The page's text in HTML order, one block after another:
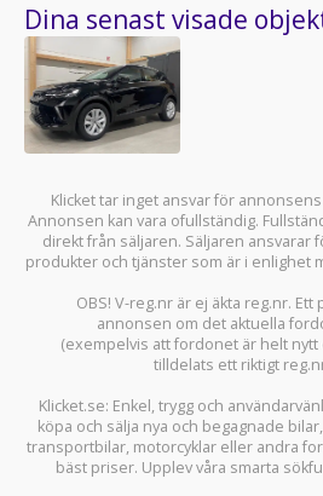
Dina senast visade
Klicket tar inget ansvar för
Annonsen kan vara ofullständig.
direkt från säljaren. Säljaren ansvarar
produkter och tjänster som är i enlighet
OBS! V-reg.nr är ej äkta reg.nr.
annonsen om det aktuella
(exempelvis att fordonet är helt
tilldelats ett riktigt
Klicket.se: Enkel, trygg och
köpa och sälja nya och begagnade bilar,
transportbilar, motorcyklar eller andra
bäst priser. Upplev våra smarta